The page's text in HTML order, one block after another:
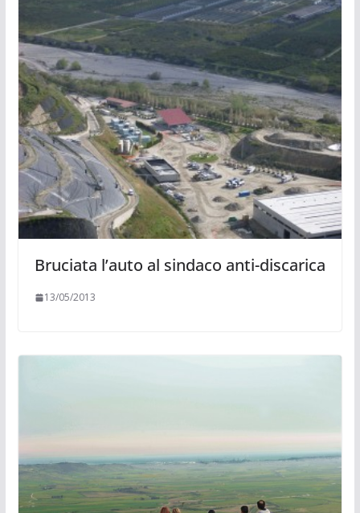
Bruciata l’auto al sindaco anti-discarica
13/05/2013